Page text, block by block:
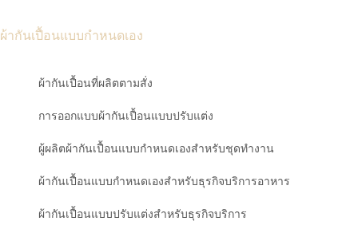
ผ้ากันเปื้อนแบบกำหนดเอง
ผ้ากันเปื้อนที่ผลิตตามสั่ง
การออกแบบผ้ากันเปื้อนแบบปรับแต่ง
ผู้ผลิตผ้ากันเปื้อนแบบกำหนดเองสำหรับชุดทำงาน
ผ้ากันเปื้อนแบบกำหนดเองสำหรับธุรกิจบริการอาหาร
ผ้ากันเปื้อนแบบปรับแต่งสำหรับธุรกิจบริการ